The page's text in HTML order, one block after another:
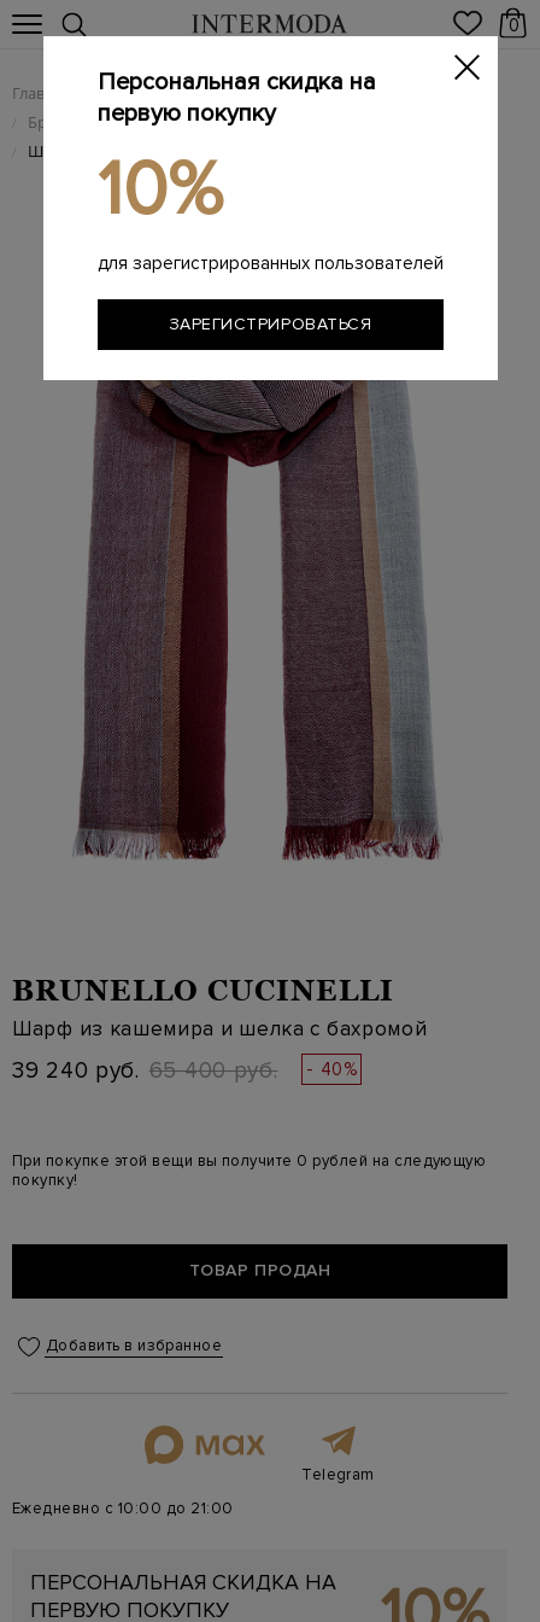
0
Главная Мужчинам / Аксессуары
/ Брендовые мужские шарфы
/ Шарф из кашемира и шелка с бахромой
BRUNELLO CUCINELLI
Шарф из кашемира и шелка с бахромой
39 240 руб. 65 400 руб. - 40%
При покупке этой вещи вы получите 0 рублей на следующую
покупку!
ТОВАР ПРОДАН
Добавить в избранное
Telegram
Ежедневно с 10:00 до 21:00
ПЕРСОНАЛЬНАЯ СКИДКА НА
ПЕРВУЮ ПОКУПКУ
Персональная скидка на
первую покупку
10%
для зарегистрированных пользователей
ЗАРЕГИСТРИРОВАТЬСЯ